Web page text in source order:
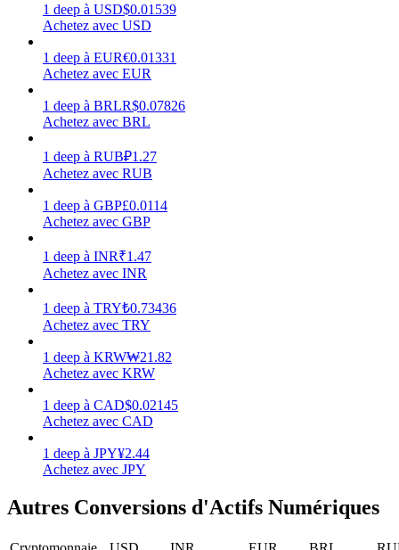
Cochon de puissance
Gagnez quotidiennement des récompenses compétitives
Des rendements élevés et un accès instantané
Launchpool
1 deep à USD$0.01539
Achetez avec USD
1 deep à EUR€0.01331
Achetez avec EUR
1 deep à BRLR$0.07826
Achetez avec BRL
1 deep à RUB₽1.27
Achetez avec RUB
1 deep à GBP£0.0114
Achetez avec GBP
1 deep à INR₹1.47
Achetez avec INR
1 deep à TRY₺0.73436
Achetez avec TRY
1 deep à KRW₩21.82
Achetez avec KRW
1 deep à CAD$0.02145
Achetez avec CAD
1 deep à JPY¥2.44
Achetez avec JPY
Autres Conversions d'Actifs Numériques